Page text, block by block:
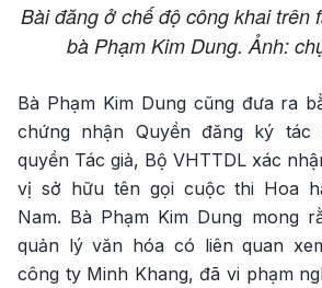
Bài đăng ở chế độ công khai trên
bà Phạm Kim Dung. Ảnh:
Bà Phạm Kim Dung cũng đưa ra
chứng nhận Quyền đăng ký tác
quyền Tác giả, Bộ VHTTDL xác
vị sở hữu tên gọi cuộc thi Hoa
Nam. Bà Phạm Kim Dung mong
quản lý văn hóa có liên quan
công ty Minh Khang, đã vi phạm